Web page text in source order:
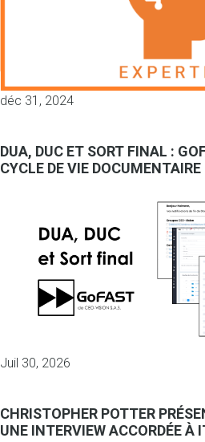
déc 31, 2024
DUA, DUC ET SORT FINAL :
CYCLE DE VIE DOCUMENTAIRE
Juil 30, 2026
CHRISTOPHER POTTER
UNE INTERVIEW ACCORDÉE À